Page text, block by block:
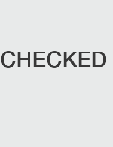
CHECKED